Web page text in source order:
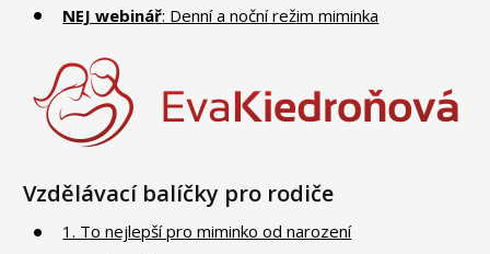
NEJ webinář: Denní a noční režim miminka
Vzdělávací balíčky pro rodiče
1. To nejlepší pro miminko od narození